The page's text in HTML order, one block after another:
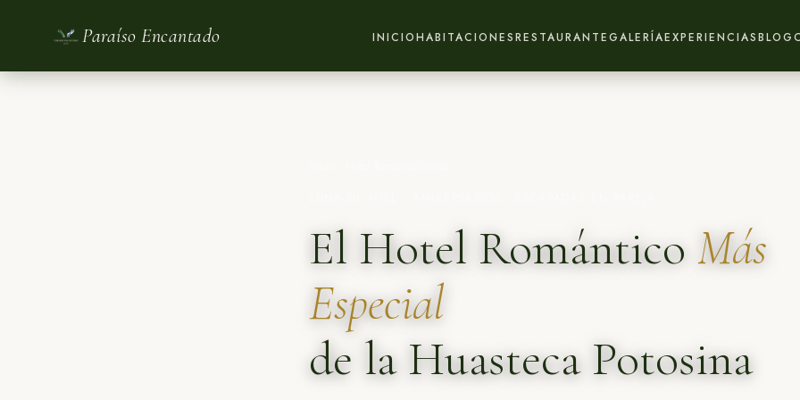
Paraíso Encantado INICIOHABITACIONESRESTAURANTEGALERÍAEXPERIENCIASBLOG
El Hotel Romántico Más
Especial
de la Huasteca Potosina